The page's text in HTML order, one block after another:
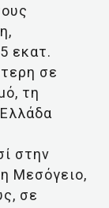
εκατ.
σε
τη
στην
Μεσόγειο,
σε